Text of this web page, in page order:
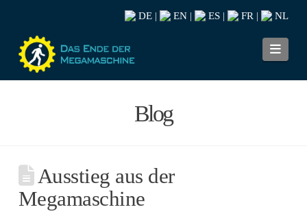
DE EN ES FR NL
Blog
Ausstieg aus der
Megamaschine